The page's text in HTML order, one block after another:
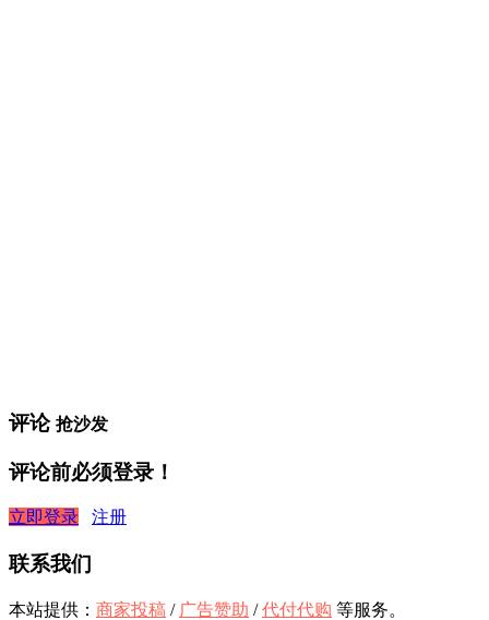
评论 抢沙发
评论前必须登录！
立即登录 注册
联系我们
本站提供： 商家投稿 / 广告赞助 /代付代购 等服务。